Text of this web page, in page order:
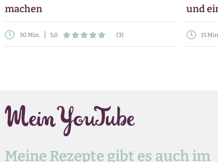
machen
30 Min. 5,0 (3)
und
15
Meine Rezepte gibt es auch im